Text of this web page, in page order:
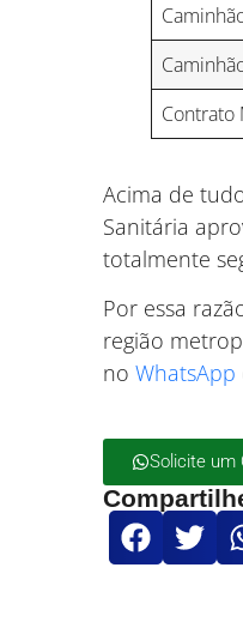
Contrato
Acima de
Sanitária
totalmente
Por essa
região
noWhatsApp
Solicite um